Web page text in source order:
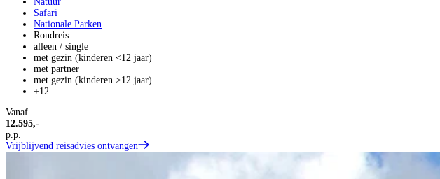
Safari
Nationale Parken
Rondreis
alleen / single
met gezin (kinderen <12 jaar)
met partner
met gezin (kinderen >12 jaar)
+12
Vanaf
12.595,-
p.p.
Vrijblijvend reisadvies ontvangen